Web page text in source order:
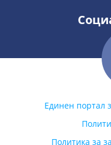
Единен портал
Политика за